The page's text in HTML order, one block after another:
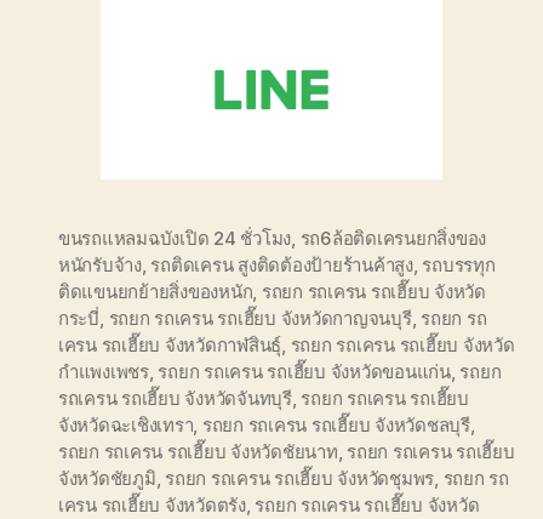
ขนรถแหลมฉบังเปิด 24 ชั่วโมง, รถ6ล้อติดเครนยกสิ่งของ
หนักรับจ้าง, รถติดเครน สูงติดต้องป้ายร้านค้าสูง, รถบรรทุก
ติดแขนยกย้ายสิ่งของหนัก, รถยก รถเครน รถเฮี๊ยบ จังหวัด
กระบี่, รถยก รถเครน รถเฮี๊ยบ จังหวัดกาญจนบุรี, รถยก รถ
เครน รถเฮี๊ยบ จังหวัดกาฬสินธุ์, รถยก รถเครน รถเฮี๊ยบ จังหวัด
กำแพงเพชร, รถยก รถเครน รถเฮี๊ยบ จังหวัดขอนแก่น, รถยก
รถเครน รถเฮี๊ยบ จังหวัดจันทบุรี, รถยก รถเครน รถเฮี๊ยบ
จังหวัดฉะเชิงเทรา, รถยก รถเครน รถเฮี๊ยบ จังหวัดชลบุรี,
รถยก รถเครน รถเฮี๊ยบ จังหวัดชัยนาท, รถยก รถเครน รถเฮี๊ยบ
จังหวัดชัยภูมิ, รถยก รถเครน รถเฮี๊ยบ จังหวัดชุมพร, รถยก รถ
เครน รถเฮี๊ยบ จังหวัดตรัง, รถยก รถเครน รถเฮี๊ยบ จังหวัด